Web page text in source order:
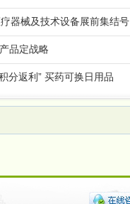
器械及技术设备展前集结号
品定战略
分返利” 买药可换日用品